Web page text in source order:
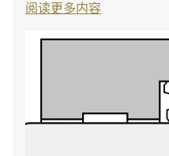
阅读更多内容